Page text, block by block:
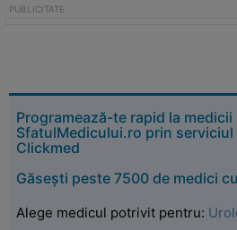
Programează-te rapid la
SfatulMedicului.ro prin serviciul
Clickmed
Găsești peste 7500 de medici
Alege medicul potrivit pentru: